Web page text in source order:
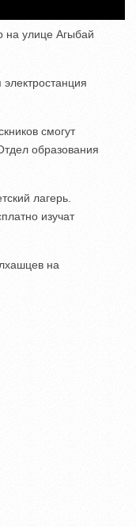
улице Агыбай
смогут
образования
лагерь.
изучат
на